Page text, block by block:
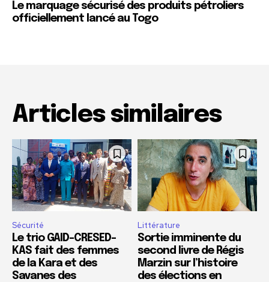
Le marquage sécurisé des produits pétroliers
officiellement lancé au Togo
Articles similaires
Sécurité
Le trio GAID-CRESED-
KAS fait des femmes
de la Kara et des
Savanes des
Littérature
Sortie imminente du
second livre de Régis
Marzin sur l’histoire
des élections en